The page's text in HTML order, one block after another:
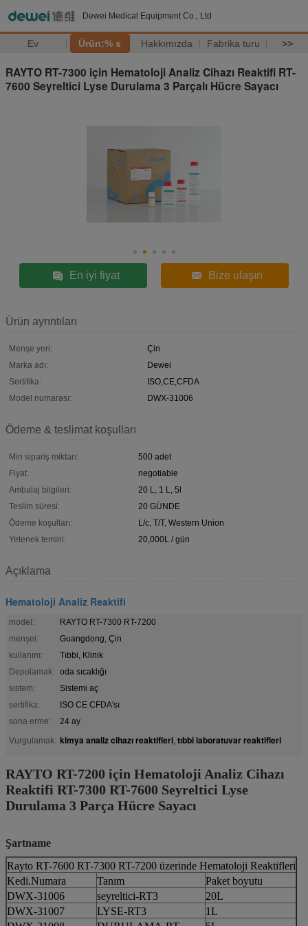
Dewei Medical Equipment Co., Ltd
Ev Ürün:% s Hakkımızda Fabrika turu >>
RAYTO RT-7300 için Hematoloji Analiz Cihazı Reaktifi RT-
7600 Seyreltici Lyse Durulama 3 Parçalı Hücre Sayacı
En iyi fiyat Bize ulaşın
Ürün ayrıntıları
Menşe yeri:
Çin
Marka adı:
Dewei
Sertifika:
ISO,CE,CFDA
Model numarası:
DWX-31006
Ödeme & teslimat koşulları
Min sipariş miktarı:
500 adet
Fiyat:
negotiable
Ambalaj bilgileri:
20 L, 1 L, 5l
Teslim süresi:
20 GÜNDE
Ödeme koşulları:
L/c, T/T, Western Union
Yetenek temini:
20,000L / gün
Açıklama
Hematoloji Analiz Reaktifi
model:
RAYTO RT-7300 RT-7200
menşei:
Guangdong, Çin
kullanım:
Tıbbi, Klinik
Depolamak:
oda sıcaklığı
sistem:
Sistemi aç
sertifika:
ISO CE CFDA'sı
sona erme:
24 ay
Vurgulamak: kimya analiz cihazı reaktifleri, tıbbi laboratuvar reaktifleri
RAYTO RT-7200 için Hematoloji Analiz Cihazı
Reaktifi RT-7300 RT-7600 Seyreltici Lyse
Durulama 3 Parça Hücre Sayacı
Şartname
Rayto RT-7600 RT-7300 RT-7200 üzerinde Hematoloji Reaktifleri
Kedi.Numara
Tanım
Paket boyutu
DWX-31006
seyreltici-RT3
20L
DWX-31007
LYSE-RT3
1L